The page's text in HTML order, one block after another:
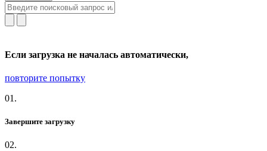
Если загрузка не началась автоматически,
повторите попытку
01.
Завершите загрузку
02.